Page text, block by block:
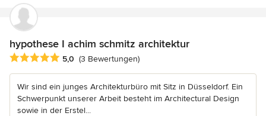
hypothese I achim schmitz architektur
Durchschnittliche Bewertung: 5 von 5 Sternen
5,0 (3 Bewertungen)
Wir sind ein junges Architekturbüro mit Sitz in Düsseldorf. Ein
Schwerpunkt unserer Arbeit besteht im Architectural Design
sowie in der Erstel...